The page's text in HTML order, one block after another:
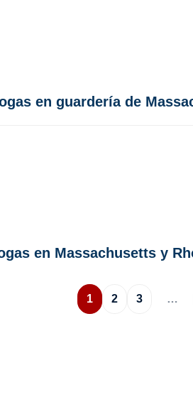
en guardería de
en Massachusetts y
1 2 3 …